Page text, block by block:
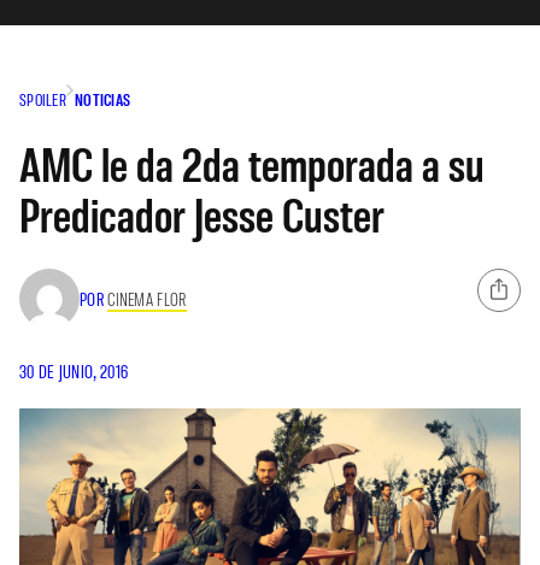
SPOILER NOTICIAS
AMC le da 2da temporada a su
Predicador Jesse Custer
PORCINEMA FLOR
30 DE JUNIO, 2016